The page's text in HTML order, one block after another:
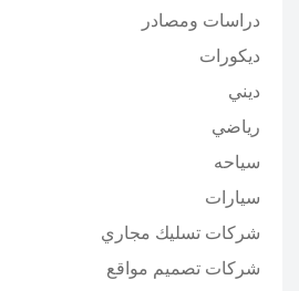
دراسات ومصادر
ديكورات
ديني
رياضي
سياحه
سيارات
شركات تسليك مجاري
شركات تصميم مواقع